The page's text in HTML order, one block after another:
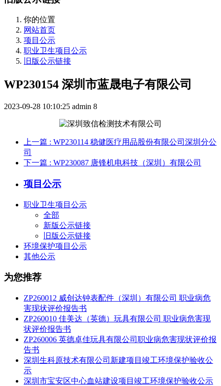
你的位置
网站首页
项目公示
职业卫生项目公示
旧版公示链接
WP230154 深圳市蓝晟电子有限公司
2023-09-28 10:10:25 admin 8
上一篇 : WP230114 稳健医疗用品股份有限公司深圳分公
司
下一篇 : WP230087 唐锋机电科技（深圳）有限公司
项目公示
职业卫生项目公示
全部
新版公示链接
旧版公示链接
环境保护项目公示
其他公示
为您推荐
ZP260012 威创达钟表配件（深圳）有限公司 职业病危
害现状评价报告书
ZP260010 佳美达（英德）玩具有限公司 职业病危害现
状评价报告书
ZP260006 英德卓佳玩具有限公司职业病危害现状评价报
告书
深圳生科原技术有限公司新建项目竣工环境保护验收公
示
深圳市宝安区中心血站建设项目竣工环境保护验收公示